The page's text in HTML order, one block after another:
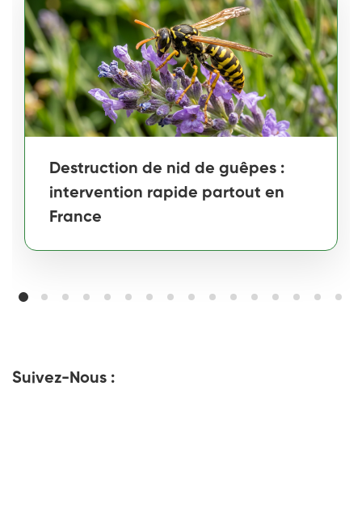
Destruction de nid de guêpes :
intervention rapide partout en
France
Suivez-Nous :